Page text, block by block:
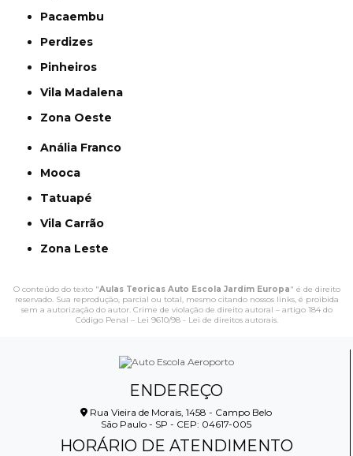
Pacaembu
Perdizes
Pinheiros
Vila Madalena
Zona Oeste
Anália Franco
Mooca
Tatuapé
Vila Carrão
Zona Leste
O conteúdo do texto "Aulas Teoricas Auto Escola Jardim Europa" é de direito
reservado. Sua reprodução, parcial ou total, mesmo citando nossos links, é proibida
sem a autorização do autor. Crime de violação de direito autoral – artigo 184 do
Código Penal – Lei 9610/98 - Lei de direitos autorais.
ENDEREÇO
Rua Vieira de Morais, 1458 - Campo Belo
São Paulo - SP - CEP: 04617-005
HORÁRIO DE ATENDIMENTO